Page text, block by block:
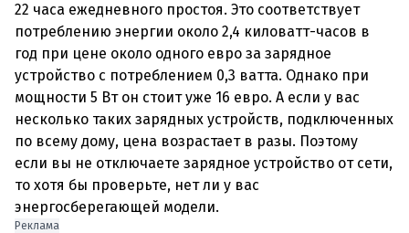
22 часа ежедневного простоя. Это соответствует
потреблению энергии около 2,4 киловатт-часов в
год при цене около одного евро за зарядное
устройство с потреблением 0,3 ватта. Однако при
мощности 5 Вт он стоит уже 16 евро. А если у вас
несколько таких зарядных устройств, подключенных
по всему дому, цена возрастает в разы. Поэтому
если вы не отключаете зарядное устройство от сети,
то хотя бы проверьте, нет ли у вас
Реклама